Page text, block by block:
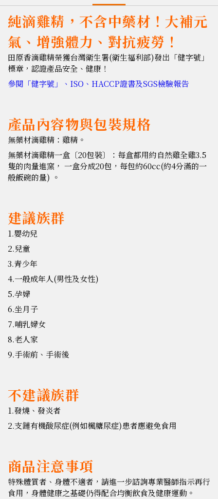
純滴雞精，不含中藥材！大補元
氣、增強體力、對抗疲勞！
田原香滴雞精榮獲台灣衛生署(衛生福利部)發出「健字號」
標章，認證產品安全、健康！
參閱「健字號」、ISO、HACCP證書及SGS檢驗報告
產品內容物與包裝規格
無藥材滴雞精：雞精。
無藥材滴雞精一盒〔20包裝〕：每盒都用約自然雞全雞3.5
隻的肉量進窯， 一盒分成20包，每包約60cc(約4分滿的一
般飯碗的量) 。
建議族群
1.嬰幼兒
2.兒童
3.青少年
4.一般成年人(男性及女性)
5.孕婦
6.坐月子
7.哺乳婦女
8.老人家
9.手術前、手術後
不建議族群
1.發燒、發炎者
2.支鏈有機酸尿症(例如楓糖尿症)患者應避免食用
商品注意事項
特殊體質者、身體不適者，請進一步諮詢專業醫師指示再行
食用，身體健康之基礎仍得配合均衡飲食及健康運動。